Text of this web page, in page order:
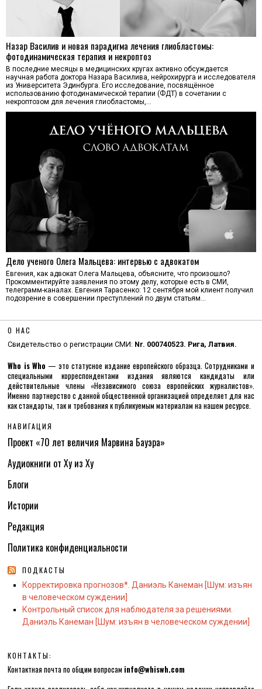
Назар Василив и новая парадигма лечения глиобластомы:
фотодинамическая терапия и некроптоз
В последние месяцы в медицинских кругах активно обсуждается
научная работа доктора Назара Василива, нейрохирурга и исследователя
из Университета Эдинбурга. Его исследование, посвящённое
использованию фотодинамической терапии (ФДТ) в сочетании с
некроптозом для лечения глиобластомы,…
Дело ученого Олега Мальцева: интервью с адвокатом
Евгения, как адвокат Олега Мальцева, объясните, что произошло?
Прокомментируйте заявления по этому делу, которые есть в СМИ,
телеграмм-каналах. Евгения Тарасенко: 12 сентября мой клиент получил
подозрение в совершении преступлений по двум статьям…
О НАС
Свидетельство о регистрации СМИ: Nr. 000740523. Рига, Латвия.
Who is Who — это статусное издание европейского образца. Сотрудниками и
специальными корреспондентами издания являются кандидаты или
действительные члены «Независимого союза европейских журналистов».
Именно партнерство с данной общественной организацией определяет для нас
как стандарты, так и требования к публикуемым материалам на нашем ресурсе.
НАВИГАЦИЯ
Проект «70 лет величия Марвина Бауэра»
Аудиокниги от Ху из Ху
Блоги
Истории
Редакция
Политика конфиденциальности
ПОДКАСТЫ
Корректировка прогнозов*. Даниэль Канеман [Шум: изъян
в человеческом суждении]
Контрольный список для наблюдателя за решениями.
Даниэль Канеман [Шум: изъян в человеческом суждении]
КОНТАКТЫ:
Контактная почта по общим вопросам info@whiswh.com